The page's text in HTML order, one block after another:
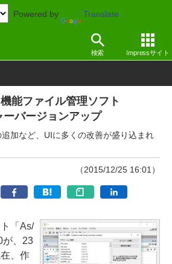
Powered by Translate
検索 Impressサイト
ル Windows
能ファイル管理ソフト
ーバージョンアップ
追加など、UIに多くの改善が盛り込まれ
（2015/12/25 16:01）
「As/
が、23
、作